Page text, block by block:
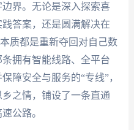
界。无论是深入探索喜
答案，还是圆满解决在
质都是重新夺回对自己数
拥有智能线路、全平台
障安全与服务的“专线”，
之情，铺设了一条直通
公路。